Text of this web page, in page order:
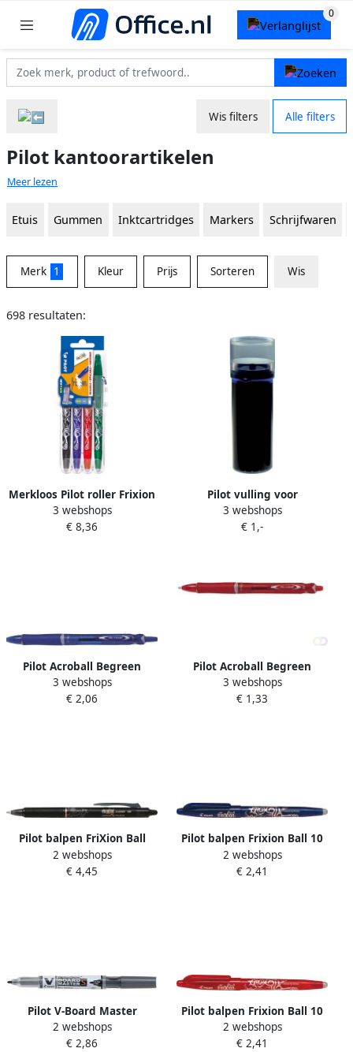
Wis filters Alle filters
Pilot kantoorartikelen
Meer lezen
Etuis Gummen Inktcartridges Markers Schrijfwaren
Merk 1 Kleur Prijs Sorteren Wis
698 resultaten:
Merkloos Pilot roller Frixion
Ball Set 2 Go blister van 4
stuks: zwart blauw rood en
3 webshops
€ 8,36
Pilot vulling voor
whiteboardmarker V-Board
Master M blauw 12 stuks
3 webshops
€ 1,-
Pilot Acroball Begreen
balpen medium punt 0 3
mm blauw 10 stuks
3 webshops
€ 2,06
Pilot Acroball Begreen
balpen medium punt 0 3
mm rood 10 stuks
3 webshops
€ 1,33
Pilot balpen FriXion Ball
Clicker 10 zwart 12 stuks
2 webshops
€ 4,45
Pilot balpen Frixion Ball 10
blauw
2 webshops
€ 2,41
Pilot V-Board Master
whiteboardmarker ronde
punt 0 8 mm zwart 10 stuks
2 webshops
€ 2,86
Pilot balpen Frixion Ball 10
rood
2 webshops
€ 2,41